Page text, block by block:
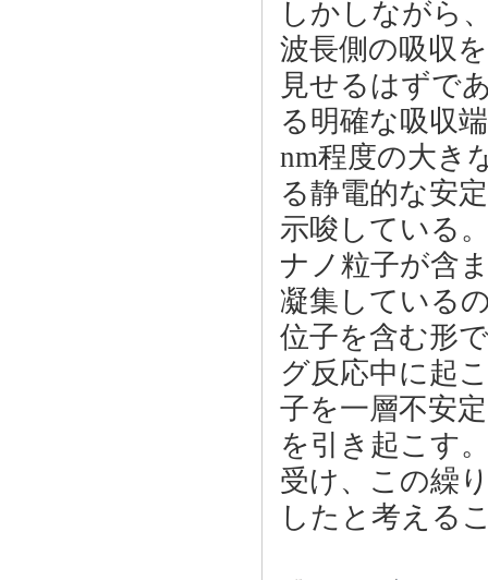
しかしながら
波長側の吸収
見せるはずで
る明確な吸収
nm程度の大き
る静電的な安
示唆している
ナノ粒子が含
凝集している
位子を含む形
グ反応中に起
子を一層不安
を引き起こす
受け、この繰
したと考える